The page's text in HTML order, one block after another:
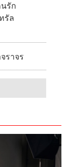
รัก
รัล
ราจร